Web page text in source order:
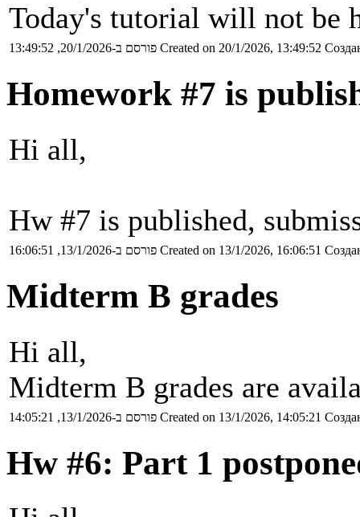
Today's tutorial will not be
פורסם ב-20/1/2026, 13:49:52 Created on 20/1/2026, 13:49:52
Homework #7 is
Hi all,
Hw #7 is published,
פורסם ב-13/1/2026, 16:06:51 Created on 13/1/2026, 16:06:51
Midterm B grades
Hi all,
Midterm B grades are
פורסם ב-13/1/2026, 14:05:21 Created on 13/1/2026, 14:05:21
Hw #6: Part 1